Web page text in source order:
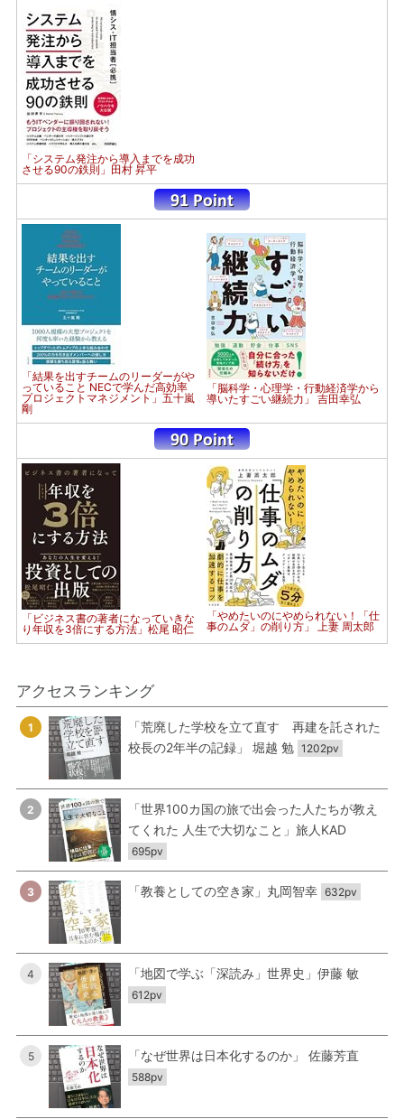
「システム発注から導入までを成功
させる90の鉄則」田村 昇平
「結果を出すチームのリーダーがや
っていること NECで学んだ高効率
プロジェクトマネジメント」五十嵐
剛
「脳科学・心理学・行動経済学から
導いたすごい継続力」 吉田幸弘
「ビジネス書の著者になっていきな
り年収を3倍にする方法」松尾 昭仁
「やめたいのにやめられない！「仕
事のムダ」の削り方」 上妻 周太郎
アクセスランキング
1
「荒廃した学校を立て直す 再建を託された
校長の2年半の記録」 堀越 勉 1202pv
2
「世界100カ国の旅で出会った人たちが教え
てくれた 人生で大切なこと」旅人KAD
695pv
3 「教養としての空き家」丸岡智幸 632pv
4 「地図で学ぶ「深読み」世界史」伊藤 敏
612pv
5 「なぜ世界は日本化するのか」 佐藤芳直
588pv